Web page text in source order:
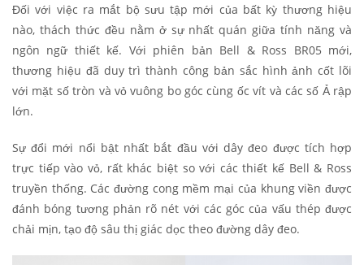
Đối với việc ra mắt bộ sưu tập mới của bất kỳ thương hiệu
nào, thách thức đều nằm ở sự nhất quán giữa tính năng và
ngôn ngữ thiết kế. Với phiên bản Bell & Ross BR05 mới,
thương hiệu đã duy trì thành công bản sắc hình ảnh cốt lõi
với mặt số tròn và vỏ vuông bo góc cùng ốc vít và các số Ả rập
lớn.
Sự đổi mới nổi bật nhất bắt đầu với dây đeo được tích hợp
trực tiếp vào vỏ, rất khác biệt so với các thiết kế Bell & Ross
truyền thống. Các đường cong mềm mại của khung viền được
đánh bóng tương phản rõ nét với các góc của vấu thép được
chải mịn, tạo độ sâu thị giác dọc theo đường dây đeo.